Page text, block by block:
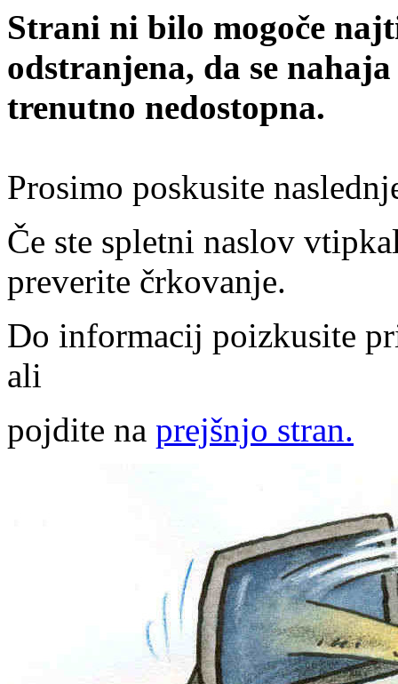
Strani ni bilo mogoče
odstranjena, da se
trenutno nedostopna.
Prosimo poskusite
Če ste spletni naslov
preverite črkovanje.
Do informacij poizkusite
ali
pojdite na prejšnjo stran.